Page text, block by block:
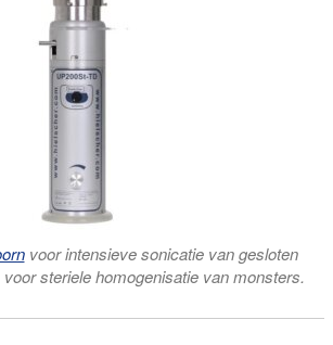
voor intensieve sonicatie van gesloten
steriele homogenisatie van monsters.